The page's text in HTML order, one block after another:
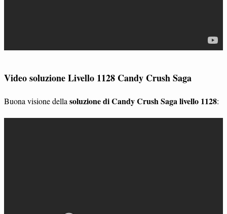
Video soluzione Livello 1128 Candy Crush Saga
Buona visione della soluzione di Candy Crush Saga livello 1128: